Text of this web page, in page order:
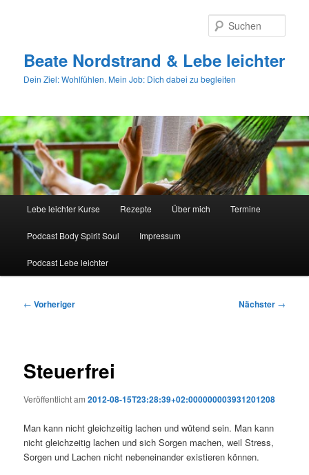
Beate Nordstrand & Lebe leichter
Dein Ziel: Wohlfühlen. Mein Job: Dich dabei zu begleiten
Lebe leichter Kurse Rezepte Über mich Termine
Podcast Body Spirit Soul Impressum
Podcast Lebe leichter
Beitragsnavigation
← Vorheriger Nächster →
Steuerfrei
Veröffentlicht am2012-08-15T23:28:39+02:000000003931201208
Man kann nicht gleichzeitig lachen und wütend sein. Man kann
nicht gleichzeitig lachen und sich Sorgen machen, weil Stress,
Sorgen und Lachen nicht nebeneinander existieren können.